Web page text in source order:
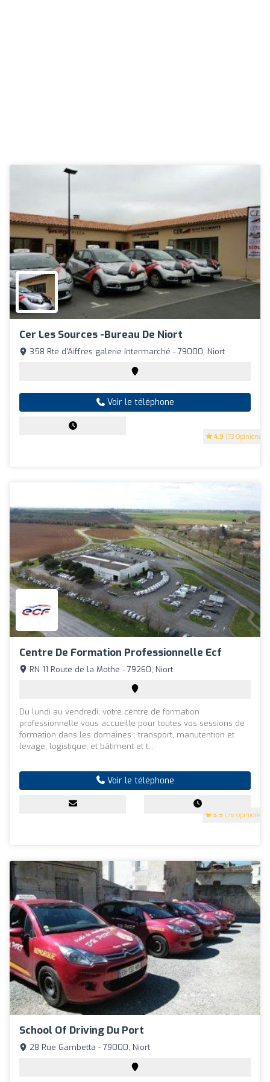
Cer Les Sources -Bureau De Niort
4.9 (73 Opinions)
358 Rte d'Aiffres galerie Intermarché - 79000, Niort
Voir le téléphone
Centre De Formation Professionnelle Ecf
3.9 (76 Opinions)
RN 11 Route de la Mothe - 79260, Niort
Du lundi au vendredi, votre centre de formation
professionnelle vous accueille pour toutes vos sessions de
formation dans les domaines : transport, manutention et
levage, logistique, et bâtiment et t...
Voir le téléphone
School Of Driving Du Port
28 Rue Gambetta - 79000, Niort